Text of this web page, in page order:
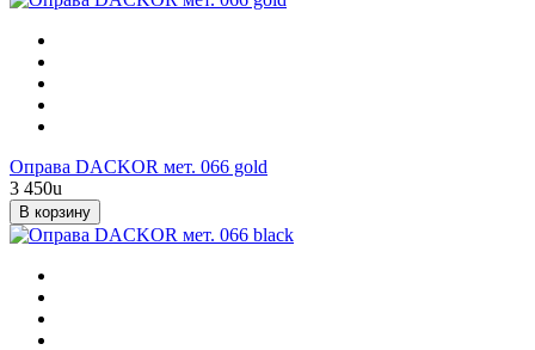
Оправа DACKOR мет. 066 gold
3 450u
В корзину